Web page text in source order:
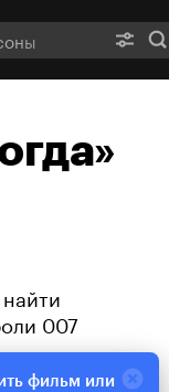
007
фильм или